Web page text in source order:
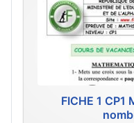
FICHE 1 CP1